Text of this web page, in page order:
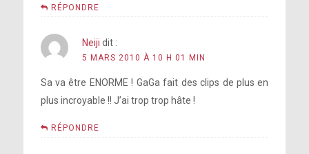
RÉPONDRE
Neiji dit :
5 MARS 2010 À 10 H 01 MIN
Sa va être ENORME ! GaGa fait des clips de plus en
plus incroyable !! J’ai trop trop hâte !
RÉPONDRE